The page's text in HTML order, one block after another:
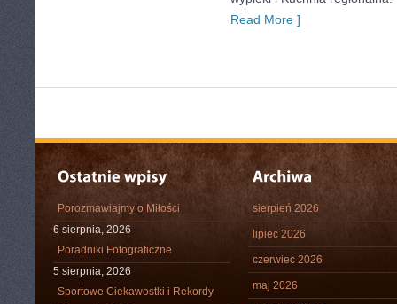
Read More ]
Porozmawiajmy o Miłości
6 sierpnia, 2026
Poradniki Fotograficzne
5 sierpnia, 2026
Sportowe Ciekawostki i Rekordy
sierpień 2026
lipiec 2026
czerwiec 2026
maj 2026